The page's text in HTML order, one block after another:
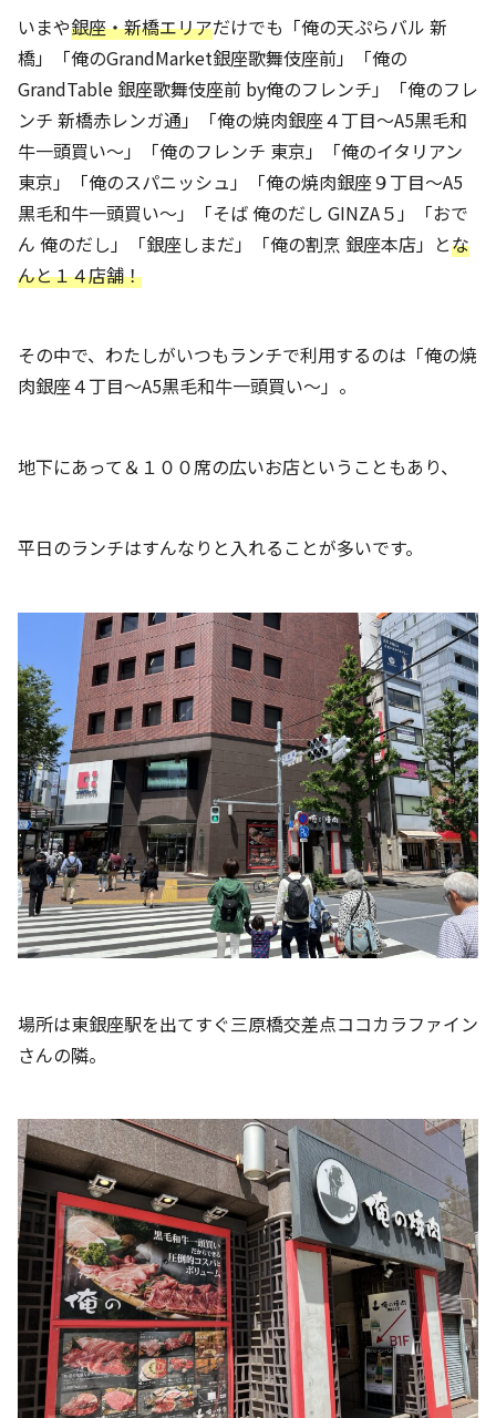
いまや銀座・新橋エリアだけでも「俺の天ぷらバル 新
橋」「俺のGrandMarket銀座歌舞伎座前」「俺の
GrandTable 銀座歌舞伎座前 by俺のフレンチ」「俺のフレ
ンチ 新橋赤レンガ通」「俺の焼肉銀座４丁目～A5黒毛和
牛一頭買い～」「俺のフレンチ 東京」「俺のイタリアン
東京」「俺のスパニッシュ」「俺の焼肉銀座９丁目～A5
黒毛和牛一頭買い～」「そば 俺のだし GINZA５」「おで
ん 俺のだし」「銀座しまだ」「俺の割烹 銀座本店」とな
んと１４店舗！
その中で、わたしがいつもランチで利用するのは「俺の焼
肉銀座４丁目～A5黒毛和牛一頭買い～」。
地下にあって＆１００席の広いお店ということもあり、
平日のランチはすんなりと入れることが多いです。
場所は東銀座駅を出てすぐ三原橋交差点ココカラファイン
さんの隣。